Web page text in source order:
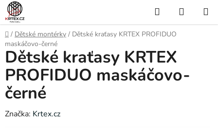
Přejít
na
obsah
Hledat
KOŠÍK
Domů
/ Dětské montérky / Dětské kraťasy KRTEX PROFIDUO
maskáčovo-černé
Dětské kraťasy KRTEX
PROFIDUO maskáčovo-
černé
Značka: Krtex.cz